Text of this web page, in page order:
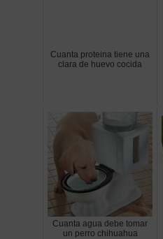
Cuanta proteina tiene una
clara de huevo cocida
Cuanta agua debe tomar
un perro chihuahua